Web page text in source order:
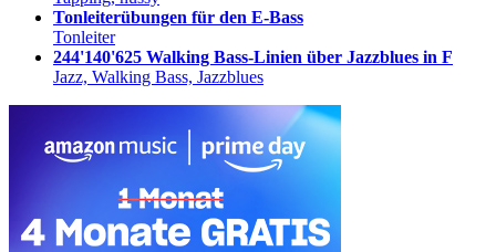
Tonleiterübungen für den E-Bass
Tonleiter
244'140'625 Walking Bass-Linien über Jazzblues in F
Jazz, Walking Bass, Jazzblues